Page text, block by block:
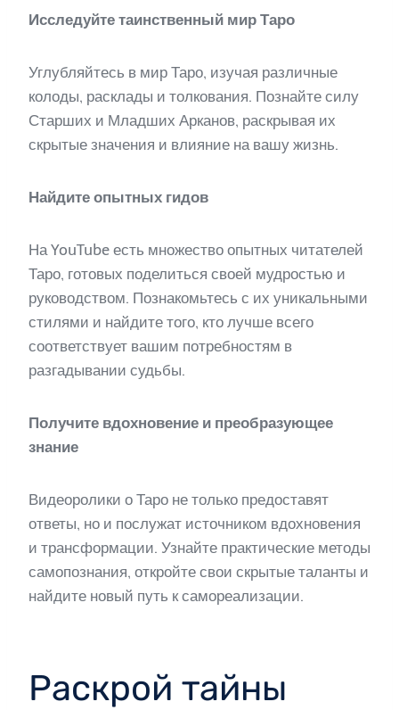
Исследуйте таинственный мир Таро
Углубляйтесь в мир Таро, изучая различные
колоды, расклады и толкования. Познайте силу
Старших и Младших Арканов, раскрывая их
скрытые значения и влияние на вашу жизнь.
Найдите опытных гидов
На YouTube есть множество опытных читателей
Таро, готовых поделиться своей мудростью и
руководством. Познакомьтесь с их уникальными
стилями и найдите того, кто лучше всего
соответствует вашим потребностям в
разгадывании судьбы.
Получите вдохновение и преобразующее
знание
Видеоролики о Таро не только предоставят
ответы, но и послужат источником вдохновения
и трансформации. Узнайте практические методы
самопознания, откройте свои скрытые таланты и
найдите новый путь к самореализации.
Раскрой тайны